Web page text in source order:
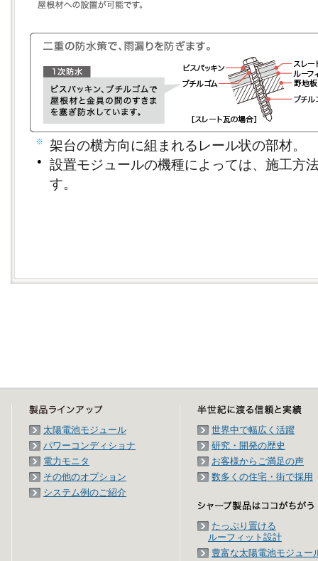
※ 架台の横方向に組まれるレール状の部材。
●
設置モジュールの機種によっては、施工方
す。
太陽電池モジュール
パワーコンディショナ
電力モニタ
その他のオプション
システム例のご紹介
世界中で幅広く活躍
研究・開発の歴史
お客様からご満足の声
数多くの住宅・街で採用
たっぷり置ける
ルーフィット設計
豊富な太陽電池モジュー